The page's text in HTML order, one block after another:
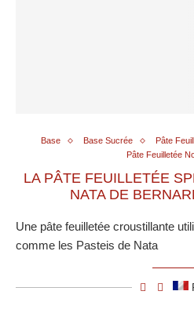
Base Base Sucrée
Pâte
Pâte Feuilletée
LA PÂTE FEUILLETÉE
NATA DE
Une pâte feuilletée croustillante
comme les Pasteis de Nata